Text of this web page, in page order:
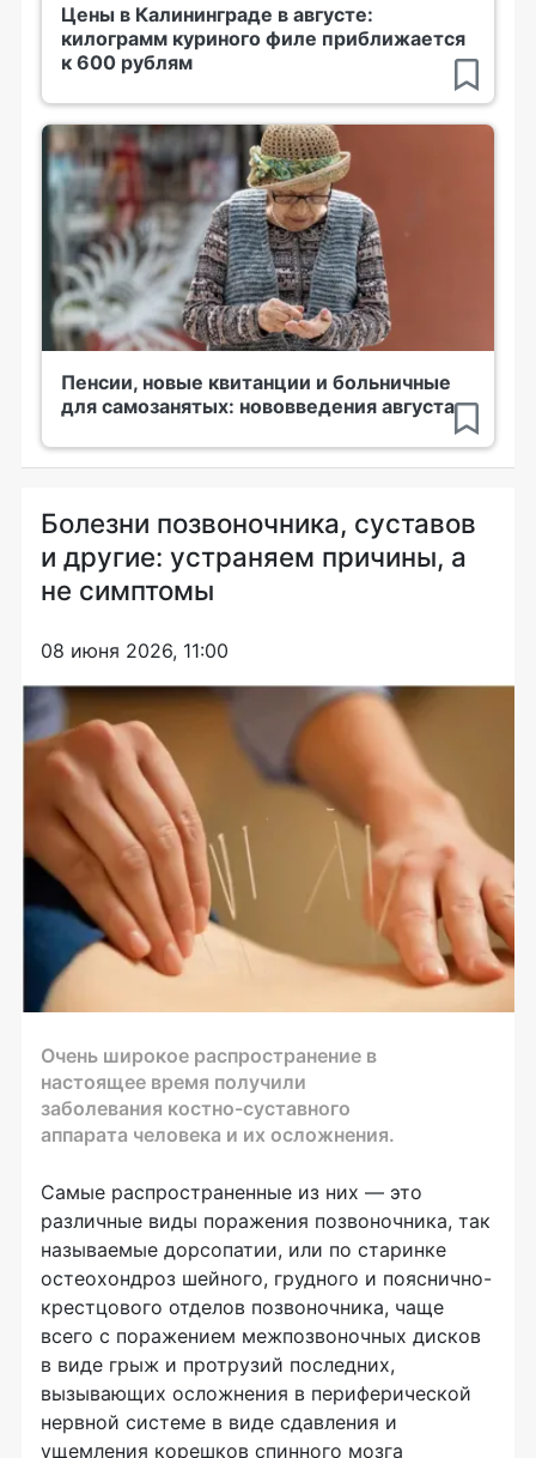
Цены в Калининграде в августе:
килограмм куриного филе приближается
к 600 рублям
Пенсии, новые квитанции и больничные
для самозанятых: нововведения августа
Болезни позвоночника, суставов
и другие: устраняем причины, а
не симптомы
08 июня 2026, 11:00
Очень широкое распространение в
настоящее время получили
заболевания костно-суставного
аппарата человека и их осложнения.
Самые распространенные из них — это
различные виды поражения позвоночника, так
называемые дорсопатии, или по старинке
остеохондроз шейного, грудного и пояснично-
крестцового отделов позвоночника, чаще
всего с поражением межпозвоночных дисков
в виде грыж и протрузий последних,
вызывающих осложнения в периферической
нервной системе в виде сдавления и
ущемления корешков спинного мозга